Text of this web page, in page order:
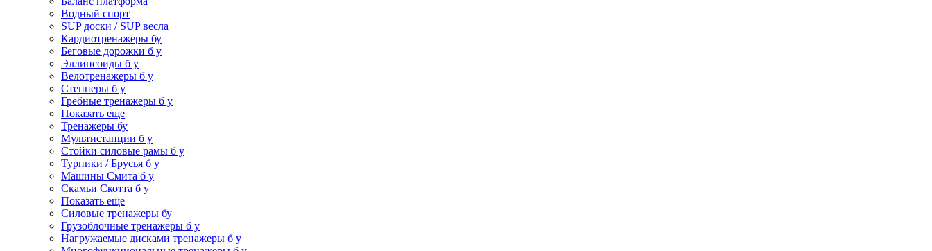
Водный спорт
SUP доски / SUP весла
Кардиотренажеры бу
Беговые дорожки б у
Эллипсоиды б у
Велотренажеры б у
Степперы б у
Гребные тренажеры б у
Показать еще
Тренажеры бу
Мультистанции б у
Стойки силовые рамы б у
Турники / Брусья б у
Машины Смита б у
Скамьи Скотта б у
Показать еще
Силовые тренажеры бу
Грузоблочные тренажеры б у
Нагружаемые дисками тренажеры б у